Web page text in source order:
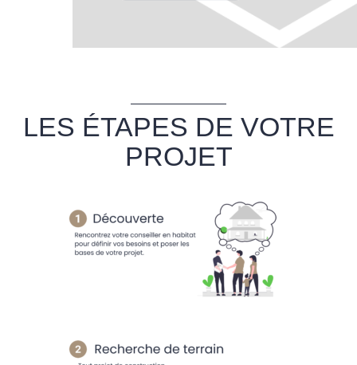
LES ÉTAPES DE VOTRE
PROJET